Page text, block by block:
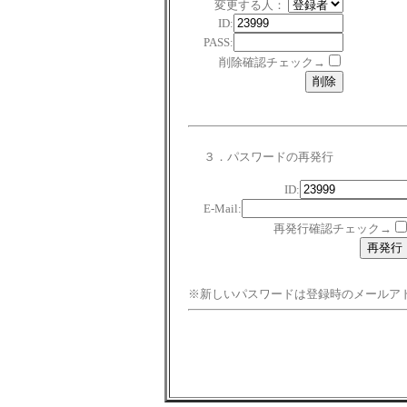
変更する人：
ID:
PASS:
削除確認チェック→
３．パスワードの再発行
ID:
E-Mail:
再発行確認チェック→
※新しいパスワードは登録時のメールア